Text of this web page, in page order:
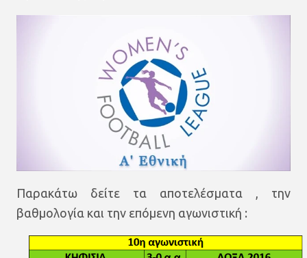
Παρακάτω δείτε τα αποτελέσματα , την
βαθμολογία και την επόμενη αγωνιστική :